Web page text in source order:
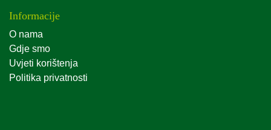
Informacije
O nama
Gdje smo
Uvjeti korištenja
Politika privatnosti